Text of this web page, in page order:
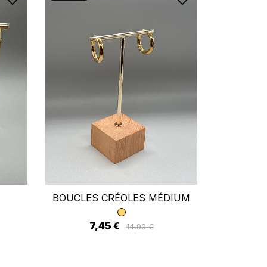
BOUCLES CRÉOLES MÉDIUM
7,45 € 14,90 €